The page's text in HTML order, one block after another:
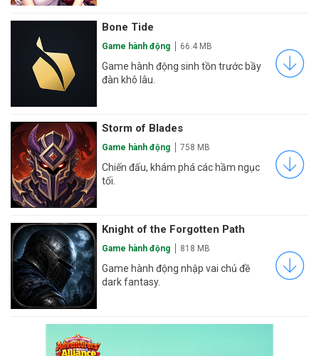
Bone Tide
Game hành động 66.4 MB
Game hành động sinh tồn trước bầy
đàn khô lâu.
Storm of Blades
Game hành động 758 MB
Chiến đấu, khám phá các hầm ngục
tối.
Knight of the Forgotten Path
Game hành động 818 MB
Game hành động nhập vai chủ đề
dark fantasy.